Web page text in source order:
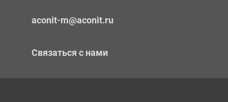
aconit-m@aconit.ru
Связаться с нами